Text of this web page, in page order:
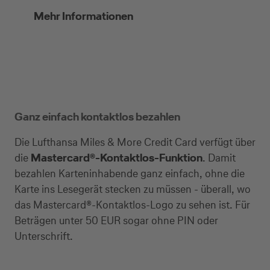
Mehr Informationen
Ganz einfach kontaktlos bezahlen
Die Lufthansa Miles & More Credit Card verfügt über
die Mastercard®-Kontaktlos-Funktion. Damit
bezahlen Karteninhabende ganz einfach, ohne die
Karte ins Lesegerät stecken zu müssen - überall, wo
das Mastercard®-Kontaktlos-Logo zu sehen ist. Für
Beträgen unter 50 EUR sogar ohne PIN oder
Unterschrift.